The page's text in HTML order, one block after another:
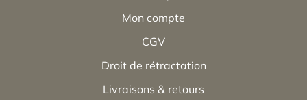
Mon compte
CGV
Droit de rétractation
Livraisons & retours